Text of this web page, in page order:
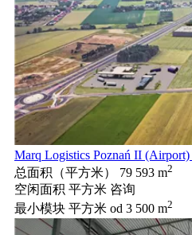
Marq Logistics Poznań II (Airport)
总面积（平方米）
79 593 m2
空闲面积 平方米 咨询
最小模块 平方米 od 3 500 m2